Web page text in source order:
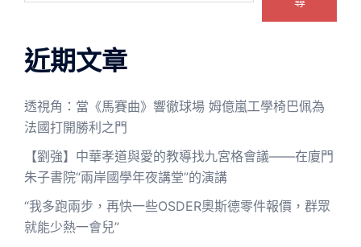
近期文章
透視角：當《馬賽曲》響徹球場 姆億嵐工學椅巴佩為
法國打開勝利之門
【劉強】中華孝道與愛的教導找九宮格會議——在廈門
朱子書院“兩岸國學年夜講堂”的演講
“我多跑兩步，再快一些OSDER奧斯德零件報價，群眾
就能少熱一會兒”